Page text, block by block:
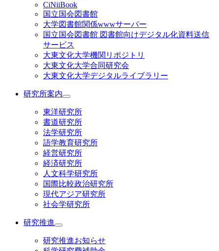
CiNiiBook
国立国会図書館
大学図書館関係wwwサーバー
国立国会図書館 図書館向けデジタル化資料送信
サービス
大東文化大学機関リポジトリ
大東文化大学合同研究会
大東文化大学デジタルライブラリー
研究所案内
東洋研究所
書道研究所
法学研究所
語学教育研究所
経営研究所
経済研究所
人文科学研究所
国際比較政治研究所
現代アジア研究所
社会学研究所
研究推進
研究推進お知らせ